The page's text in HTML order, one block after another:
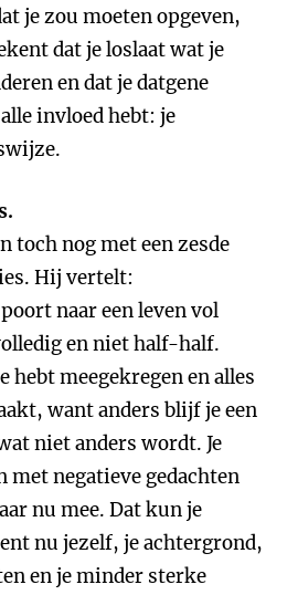
je zou moeten opgeven,
dat je loslaat wat je
en dat je datgene
invloed hebt: je
toch nog met een zesde
Hij vertelt:
naar een leven vol
en niet half-half.
hebt meegekregen en alles
want anders blijf je een
niet anders wordt. Je
negatieve gedachten
nu mee. Dat kun je
nu jezelf, je achtergrond,
en je minder sterke